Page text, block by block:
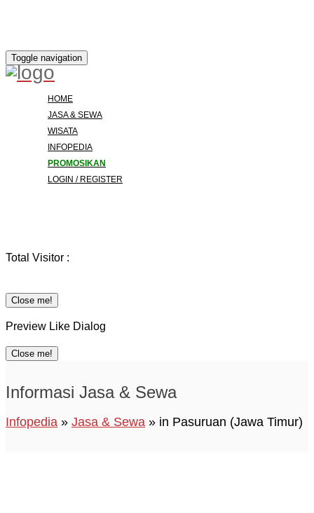
Toggle navigation
HOME
JASA & SEWA
WISATA
INFOPEDIA
PROMOSIKAN
LOGIN / REGISTER
Total Visitor :
Close me!
Preview Like Dialog
Close me!
Informasi Jasa & Sewa
Infopedia » Jasa & Sewa » in Pasuruan (Jawa Timur)